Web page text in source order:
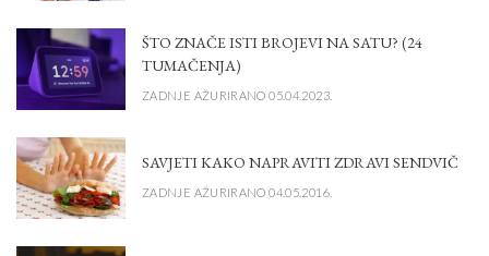
ŠTO ZNAČE ISTI BROJEVI NA SATU? (24
TUMAČENJA)
ZADNJE AŽURIRANO 05.04.2023.
SAVJETI KAKO NAPRAVITI ZDRAVI SENDVIČ
ZADNJE AŽURIRANO 04.05.2016.